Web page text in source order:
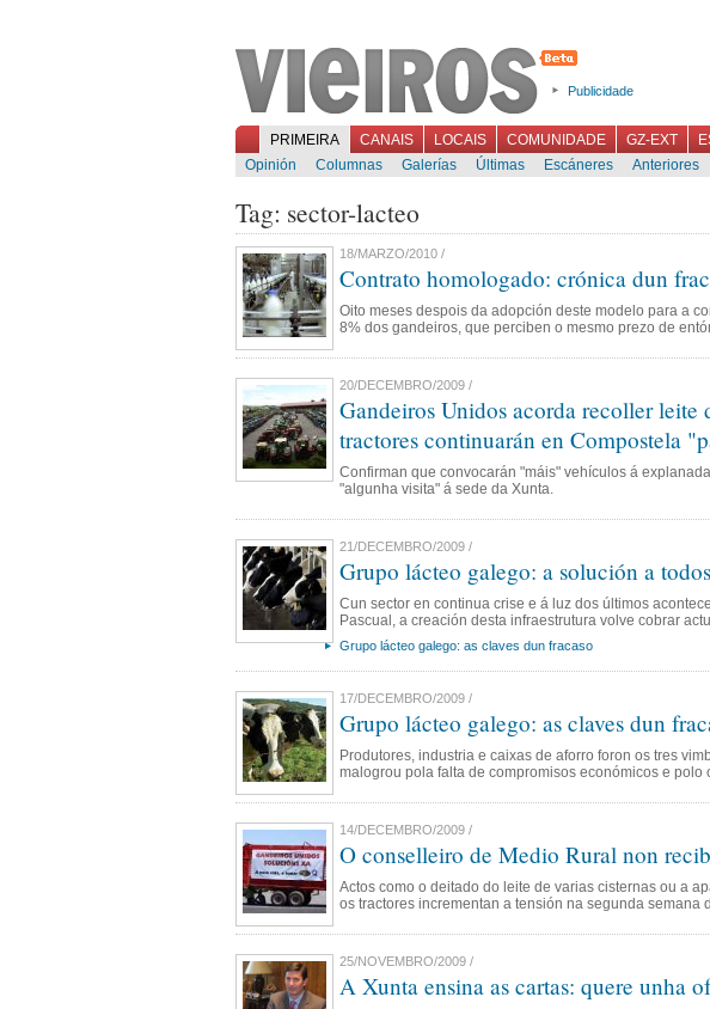
Publicidade
PRIMEIRA CANAIS LOCAIS COMUNIDADE GZ-EXT
Opinión
Columnas Galerías Últimas Escáneres Anteriores
Tag: sector-lacteo
18/MARZO/2010 /
Contrato homologado: crónica dun
Oito meses despois da adopción deste modelo para a
8% dos gandeiros, que perciben o mesmo prezo de
20/DECEMBRO/2009 /
Gandeiros Unidos acorda recoller leite
tractores continuarán en Compostela
Confirman que convocarán "máis" vehículos á
"algunha visita" á sede da Xunta.
21/DECEMBRO/2009 /
Grupo lácteo galego: a solución a
Cun sector en continua crise e á luz dos últimos
Pascual, a creación desta infraestrutura volve cobrar
Grupo lácteo galego: as claves dun fracaso
17/DECEMBRO/2009 /
Grupo lácteo galego: as claves dun
Produtores, industria e caixas de aforro foron os tres
malogrou pola falta de compromisos económicos e polo
14/DECEMBRO/2009 /
O conselleiro de Medio Rural non
Actos como o deitado do leite de varias cisternas ou a
os tractores incrementan a tensión na segunda semana
25/NOVEMBRO/2009 /
A Xunta ensina as cartas: quere unha